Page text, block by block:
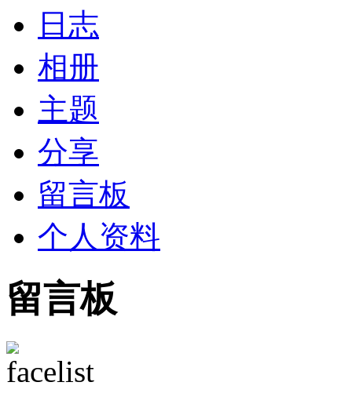
日志
相册
主题
分享
留言板
个人资料
留言板